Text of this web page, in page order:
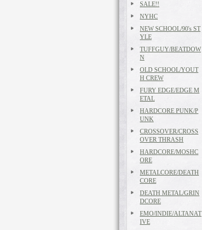
SALE!!
NYHC
NEW SCHOOL/90's ST
YLE
TUFFGUY/BEATDOW
N
OLD SCHOOL/YOUT
H CREW
FURY EDGE/EDGE M
ETAL
HARDCORE PUNK/P
UNK
CROSSOVER/CROSS
OVER THRASH
HARDCORE/MOSHC
ORE
METALCORE/DEATH
CORE
DEATH METAL/GRIN
DCORE
EMO/INDIE/ALTANAT
IVE